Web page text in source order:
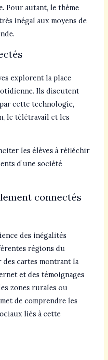
Pour autant, le thème
inégal aux moyens de
explorent la place
Ils discutent
cette technologie,
le télétravail et les
les élèves à réfléchir
d’une société
connectés
des inégalités
régions du
cartes montrant la
et des témoignages
zones rurales ou
de comprendre les
liés à cette